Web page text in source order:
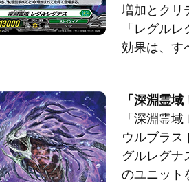
増加とクリ
「レグル
効果は、す
「深淵霊
「深淵霊
ウルブラ
グルレグナ
のユニット